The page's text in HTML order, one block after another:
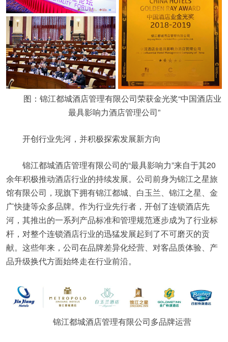
图：锦江都城酒店管理有限公司荣获金光奖“中国酒店业
最具影响力酒店管理公司”
开创行业先河，并积极探索发展新方向
锦江都城酒店管理有限公司的“最具影响力”来自于其20
余年积极推动酒店行业的持续发展。公司前身为锦江之星旅
馆有限公司，现旗下拥有锦江都城、白玉兰、锦江之星、金
广快捷等众多品牌。作为行业先行者，开创了连锁酒店先
河，其推出的一系列产品标准和管理规范逐步成为了行业标
杆，对整个连锁酒店行业的迅猛发展起到了不可磨灭的贡
献。这些年来，公司在品牌差异化经营、对客品质体验、产
品升级换代方面始终走在行业前沿。
锦江都城酒店管理有限公司多品牌运营